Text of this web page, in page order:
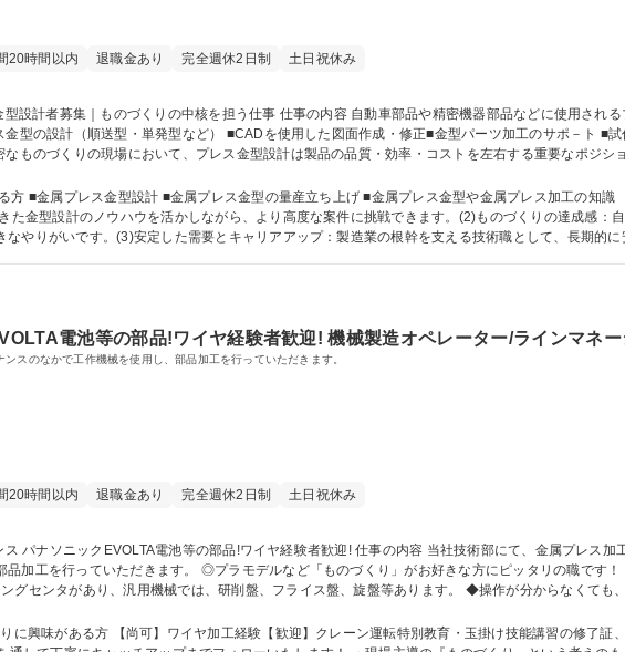
20時間以内 退職金あり 完全週休2日制 土日祝休み
ものづくりの現場において、プレス金型設計は製品の品質・効率・コストを左右する重要なポジシ
属プレス金型設計 ■金属プレス金型の量産立ち上げ ■金属プレス金型や金属プレス加工の知識 【この仕事の魅
た金型設計のノウハウを活かしながら、より高度な案件に挑戦できます。(2)ものづくりの達成感：
やりがいです。(3)安定した需要とキャリアアップ：製造業の根幹を支える技術職として、長期的に
電池等の部品!ワイヤ経験者歓迎! 機械製造オペレーター/ラインマネ
スのなかで工作機械を使用し、部品加工を行っていただきます。
20時間以内 退職金あり 完全週休2日制 土日祝休み
づくり」がお好きな方にピッタリの職です！ ◆機種として
グセンタがあり、汎用機械では、研削盤、フライス盤、旋盤等あります。 ◆操作が分からなくても
に興味がある方 【尚可】ワイヤ加工経験【歓迎】クレーン運転特別教育・玉掛け技能講習の修了証